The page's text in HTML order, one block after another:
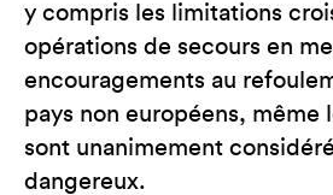
y compris les limitations
opérations de secours en
encouragements au
pays non européens, même
sont unanimement
dangereux.